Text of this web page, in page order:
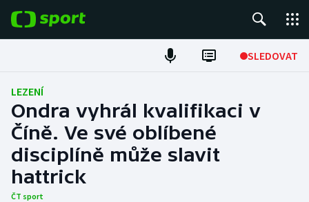
SLEDOVAT
Fotbal
Hokej
Tenis
Atletika
LEZENÍ
Ondra vyhrál kvalifikaci v
Číně. Ve své oblíbené
disciplíně může slavit
hattrick
ČT sport